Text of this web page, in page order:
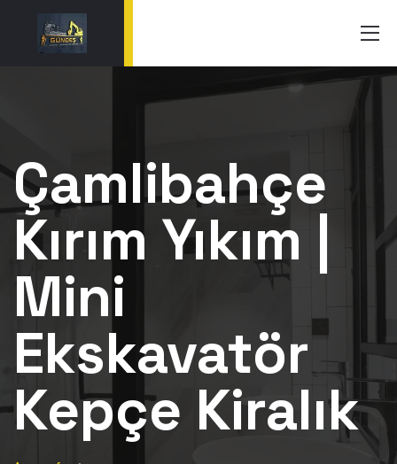
Çamlibahçe
Kırım Yıkım |
Mini
Ekskavatör
Kepçe Kiralık